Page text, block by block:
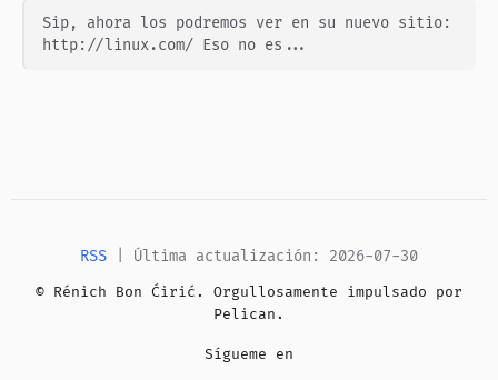
Sip, ahora los podremos ver en su nuevo sitio:
http://linux.com/ Eso no es...
RSS | Última actualización: 2026-07-30
© Rénich Bon Ćirić. Orgullosamente impulsado por
Pelican.
Sígueme en